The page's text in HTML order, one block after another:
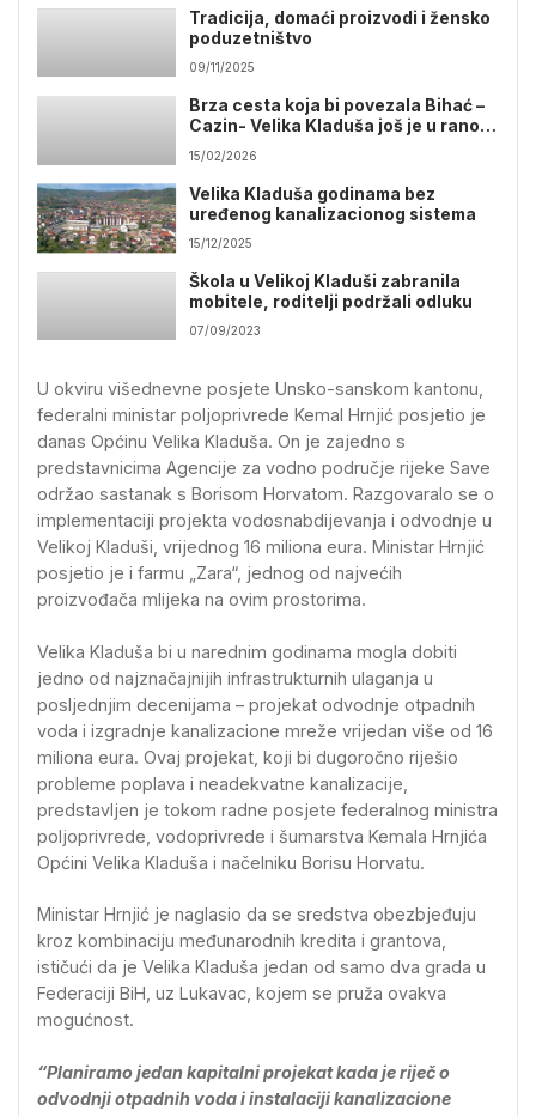
Tradicija, domaći proizvodi i žensko
poduzetništvo
09/11/2025
Brza cesta koja bi povezala Bihać –
Cazin- Velika Kladuša još je u ranoj
fazi
15/02/2026
Velika Kladuša godinama bez
uređenog kanalizacionog sistema
15/12/2025
Škola u Velikoj Kladuši zabranila
mobitele, roditelji podržali odluku
07/09/2023
U okviru višednevne posjete Unsko-sanskom kantonu,
federalni ministar poljoprivrede Kemal Hrnjić posjetio je
danas Općinu Velika Kladuša. On je zajedno s
predstavnicima Agencije za vodno područje rijeke Save
održao sastanak s Borisom Horvatom. Razgovaralo se o
implementaciji projekta vodosnabdijevanja i odvodnje u
Velikoj Kladuši, vrijednog 16 miliona eura. Ministar Hrnjić
posjetio je i farmu „Zara“, jednog od najvećih
proizvođača mlijeka na ovim prostorima.
Velika Kladuša bi u narednim godinama mogla dobiti
jedno od najznačajnijih infrastrukturnih ulaganja u
posljednjim decenijama – projekat odvodnje otpadnih
voda i izgradnje kanalizacione mreže vrijedan više od 16
miliona eura. Ovaj projekat, koji bi dugoročno riješio
probleme poplava i neadekvatne kanalizacije,
predstavljen je tokom radne posjete federalnog ministra
poljoprivrede, vodoprivrede i šumarstva Kemala Hrnjića
Općini Velika Kladuša i načelniku Borisu Horvatu.
Ministar Hrnjić je naglasio da se sredstva obezbjeđuju
kroz kombinaciju međunarodnih kredita i grantova,
ističući da je Velika Kladuša jedan od samo dva grada u
Federaciji BiH, uz Lukavac, kojem se pruža ovakva
mogućnost.
“Planiramo jedan kapitalni projekat kada je riječ o
odvodnji otpadnih voda i instalaciji kanalizacione